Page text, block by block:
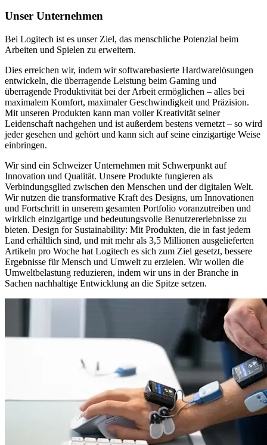
Unser Unternehmen
Bei Logitech ist es unser Ziel, das menschliche Potenzial beim
Arbeiten und Spielen zu erweitern.
Dies erreichen wir, indem wir softwarebasierte Hardwarelösungen
entwickeln, die überragende Leistung beim Gaming und
überragende Produktivität bei der Arbeit ermöglichen – alles bei
maximalem Komfort, maximaler Geschwindigkeit und Präzision.
Mit unseren Produkten kann man voller Kreativität seiner
Leidenschaft nachgehen und ist außerdem bestens vernetzt – so wird
jeder gesehen und gehört und kann sich auf seine einzigartige Weise
einbringen.
Wir sind ein Schweizer Unternehmen mit Schwerpunkt auf
Innovation und Qualität. Unsere Produkte fungieren als
Verbindungsglied zwischen den Menschen und der digitalen Welt.
Wir nutzen die transformative Kraft des Designs, um Innovationen
und Fortschritt in unserem gesamten Portfolio voranzutreiben und
wirklich einzigartige und bedeutungsvolle Benutzererlebnisse zu
bieten. Design for Sustainability: Mit Produkten, die in fast jedem
Land erhältlich sind, und mit mehr als 3,5 Millionen ausgelieferten
Artikeln pro Woche hat Logitech es sich zum Ziel gesetzt, bessere
Ergebnisse für Mensch und Umwelt zu erzielen. Wir wollen die
Umweltbelastung reduzieren, indem wir uns in der Branche in
Sachen nachhaltige Entwicklung an die Spitze setzen.